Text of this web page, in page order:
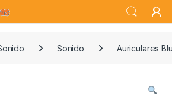
Sonido Auriculares